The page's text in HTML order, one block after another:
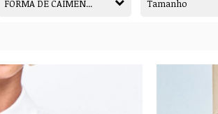
FORMA DE CAIMEN... Tamanho